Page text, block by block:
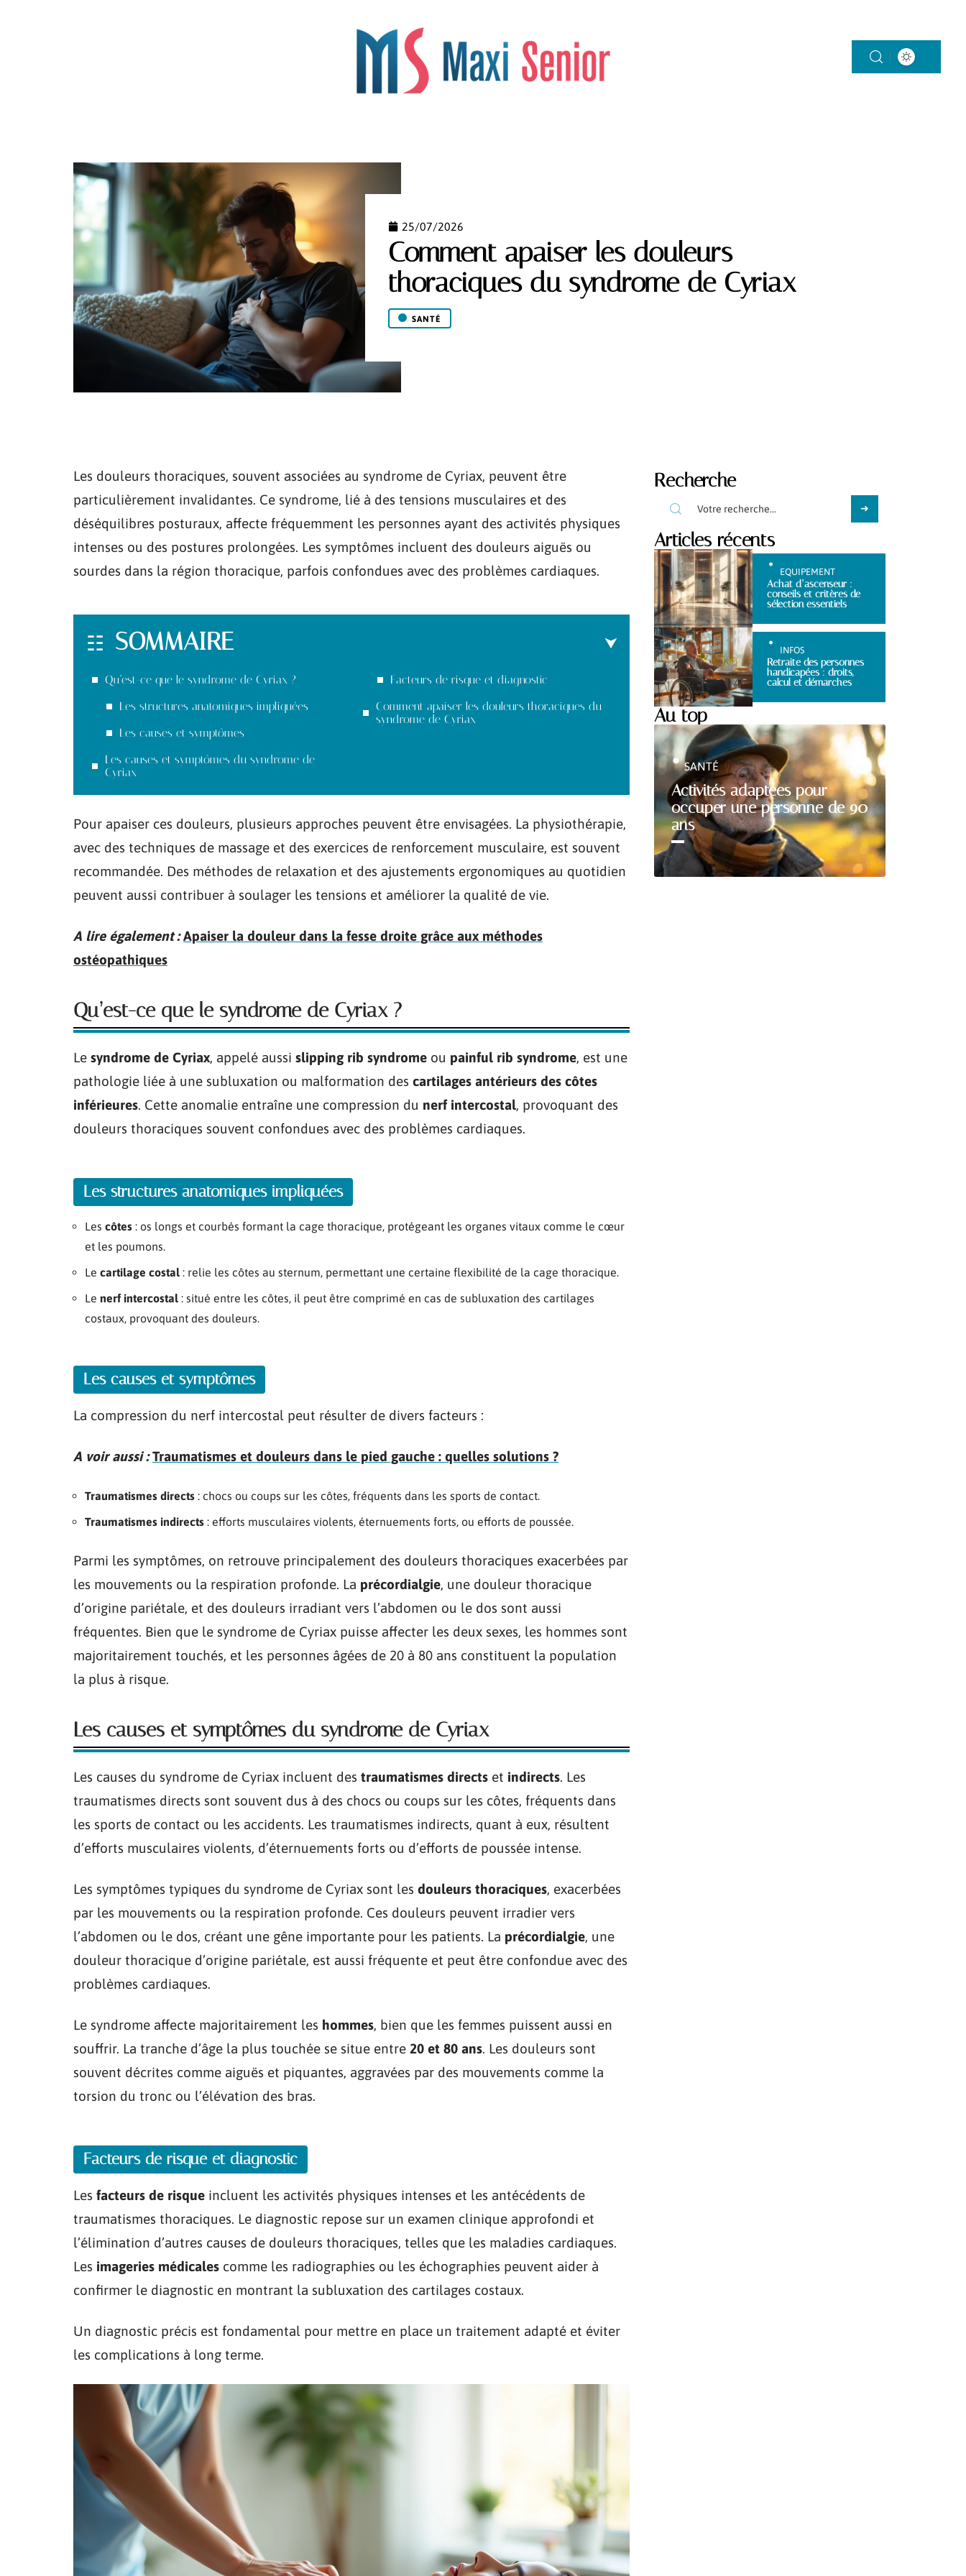
25/07/2026
Comment apaiser les douleurs
thoraciques du syndrome de Cyriax
SANTÉ
Les douleurs thoraciques, souvent associées au syndrome de Cyriax, peuvent être
particulièrement invalidantes. Ce syndrome, lié à des tensions musculaires et des
déséquilibres posturaux, affecte fréquemment les personnes ayant des activités physiques
intenses ou des postures prolongées. Les symptômes incluent des douleurs aiguës ou
sourdes dans la région thoracique, parfois confondues avec des problèmes cardiaques.
SOMMAIRE
Qu’est-ce que le syndrome de Cyriax ?
Les structures anatomiques impliquées
Les causes et symptômes
Les causes et symptômes du syndrome de
Cyriax
Facteurs de risque et diagnostic
Comment apaiser les douleurs thoraciques du
syndrome de Cyriax
Pour apaiser ces douleurs, plusieurs approches peuvent être envisagées. La physiothérapie,
avec des techniques de massage et des exercices de renforcement musculaire, est souvent
recommandée. Des méthodes de relaxation et des ajustements ergonomiques au quotidien
peuvent aussi contribuer à soulager les tensions et améliorer la qualité de vie.
A lire également : Apaiser la douleur dans la fesse droite grâce aux méthodes
ostéopathiques
Qu’est-ce que le syndrome de Cyriax ?
Le syndrome de Cyriax, appelé aussi slipping rib syndrome ou painful rib syndrome, est une
pathologie liée à une subluxation ou malformation des cartilages antérieurs des côtes
inférieures. Cette anomalie entraîne une compression du nerf intercostal, provoquant des
douleurs thoraciques souvent confondues avec des problèmes cardiaques.
Les structures anatomiques impliquées
Les côtes : os longs et courbés formant la cage thoracique, protégeant les organes vitaux comme le cœur
et les poumons.
Le cartilage costal : relie les côtes au sternum, permettant une certaine flexibilité de la cage thoracique.
Le nerf intercostal : situé entre les côtes, il peut être comprimé en cas de subluxation des cartilages
costaux, provoquant des douleurs.
Les causes et symptômes
La compression du nerf intercostal peut résulter de divers facteurs :
A voir aussi : Traumatismes et douleurs dans le pied gauche : quelles solutions ?
Traumatismes directs : chocs ou coups sur les côtes, fréquents dans les sports de contact.
Traumatismes indirects : efforts musculaires violents, éternuements forts, ou efforts de poussée.
Parmi les symptômes, on retrouve principalement des douleurs thoraciques exacerbées par
les mouvements ou la respiration profonde. La précordialgie, une douleur thoracique
d’origine pariétale, et des douleurs irradiant vers l’abdomen ou le dos sont aussi
fréquentes. Bien que le syndrome de Cyriax puisse affecter les deux sexes, les hommes sont
majoritairement touchés, et les personnes âgées de 20 à 80 ans constituent la population
la plus à risque.
Les causes et symptômes du syndrome de Cyriax
Les causes du syndrome de Cyriax incluent des traumatismes directs et indirects. Les
traumatismes directs sont souvent dus à des chocs ou coups sur les côtes, fréquents dans
les sports de contact ou les accidents. Les traumatismes indirects, quant à eux, résultent
d’efforts musculaires violents, d’éternuements forts ou d’efforts de poussée intense.
Les symptômes typiques du syndrome de Cyriax sont les douleurs thoraciques, exacerbées
par les mouvements ou la respiration profonde. Ces douleurs peuvent irradier vers
l’abdomen ou le dos, créant une gêne importante pour les patients. La précordialgie, une
douleur thoracique d’origine pariétale, est aussi fréquente et peut être confondue avec des
problèmes cardiaques.
Le syndrome affecte majoritairement les hommes, bien que les femmes puissent aussi en
souffrir. La tranche d’âge la plus touchée se situe entre 20 et 80 ans. Les douleurs sont
souvent décrites comme aiguës et piquantes, aggravées par des mouvements comme la
torsion du tronc ou l’élévation des bras.
Facteurs de risque et diagnostic
Les facteurs de risque incluent les activités physiques intenses et les antécédents de
traumatismes thoraciques. Le diagnostic repose sur un examen clinique approfondi et
l’élimination d’autres causes de douleurs thoraciques, telles que les maladies cardiaques.
Les imageries médicales comme les radiographies ou les échographies peuvent aider à
confirmer le diagnostic en montrant la subluxation des cartilages costaux.
Un diagnostic précis est fondamental pour mettre en place un traitement adapté et éviter
les complications à long terme.
Recherche
Articles récents
EQUIPEMENT
Achat d’ascenseur :
conseils et critères de
sélection essentiels
INFOS
Retraite des personnes
handicapées : droits,
calcul et démarches
Au top
Activités adaptées pour
occuper une personne de 90
ans
SANTÉ